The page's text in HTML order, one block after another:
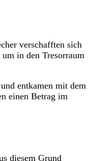
verschafften sich
in den Tresorraum
entkamen mit dem
einen Betrag im
diesem Grund